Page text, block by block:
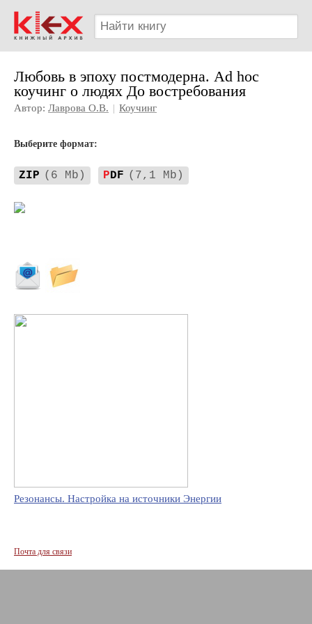
Любовь в эпоху постмодерна. Ad hoc
коучинг о людях До востребования
Автор: Лаврова О.В. | Коучинг
Выберите формат:
ZIP (6 Mb) PDF (7,1 Mb)
Резонансы. Настройка на источники Энергии
Почта для связи